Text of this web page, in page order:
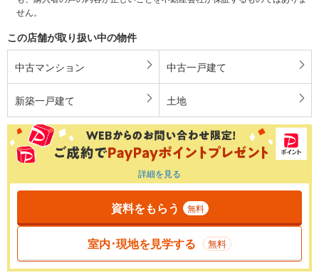
せん。
この店舗が取り扱い中の物件
中古マンション 中古一戸建て
新築一戸建て 土地
詳細を見る
資料をもらう 無料
室内･現地を見学する 無料